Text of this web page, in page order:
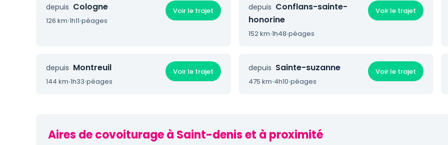
depuis Cologne
126 km·1h11·péages
Voir le trajet depuis Conflans-sainte-
honorine
152 km·1h48·péages
Voir le trajet
depuis Montreuil
144 km·1h33·péages
Voir le trajet depuis Sainte-suzanne
475 km·4h10·péages
Voir le trajet
Aires de covoiturage à Saint-denis et à proximité